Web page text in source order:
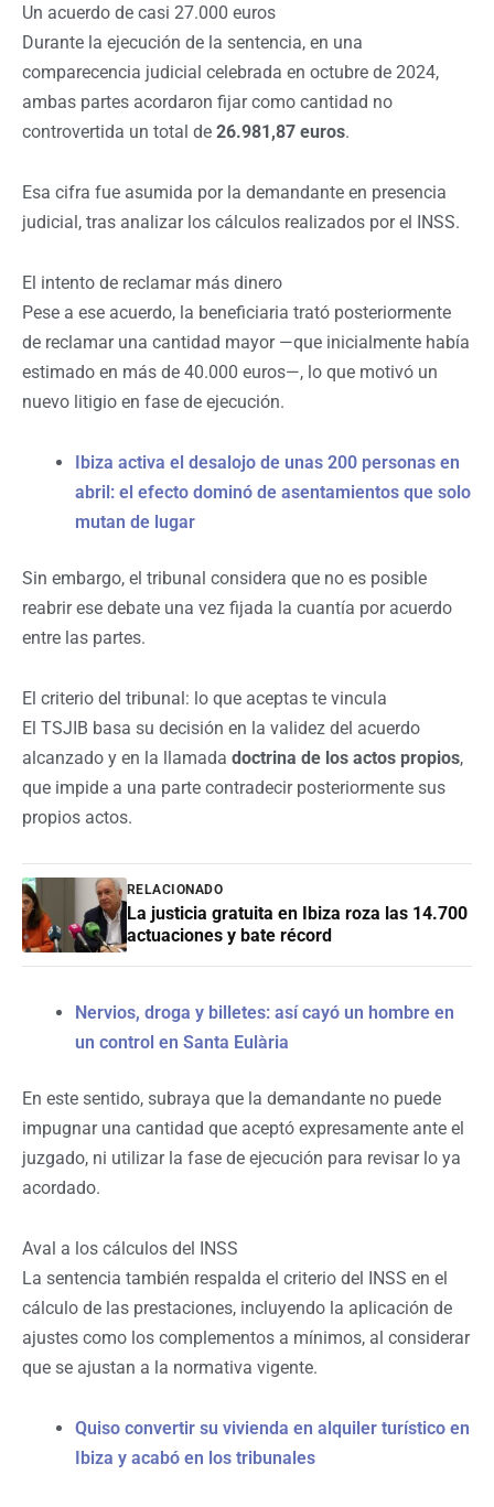
Un acuerdo de casi 27.000 euros
Durante la ejecución de la sentencia, en una
comparecencia judicial celebrada en octubre de 2024,
ambas partes acordaron fijar como cantidad no
controvertida un total de 26.981,87 euros.
Esa cifra fue asumida por la demandante en presencia
judicial, tras analizar los cálculos realizados por el INSS.
El intento de reclamar más dinero
Pese a ese acuerdo, la beneficiaria trató posteriormente
de reclamar una cantidad mayor —que inicialmente había
estimado en más de 40.000 euros—, lo que motivó un
nuevo litigio en fase de ejecución.
Ibiza activa el desalojo de unas 200 personas en
abril: el efecto dominó de asentamientos que solo
mutan de lugar
Sin embargo, el tribunal considera que no es posible
reabrir ese debate una vez fijada la cuantía por acuerdo
entre las partes.
El criterio del tribunal: lo que aceptas te vincula
El TSJIB basa su decisión en la validez del acuerdo
alcanzado y en la llamada doctrina de los actos propios,
que impide a una parte contradecir posteriormente sus
propios actos.
RELACIONADO
La justicia gratuita en Ibiza roza las 14.700
actuaciones y bate récord
Nervios, droga y billetes: así cayó un hombre en
un control en Santa Eulària
En este sentido, subraya que la demandante no puede
impugnar una cantidad que aceptó expresamente ante el
juzgado, ni utilizar la fase de ejecución para revisar lo ya
acordado.
Aval a los cálculos del INSS
La sentencia también respalda el criterio del INSS en el
cálculo de las prestaciones, incluyendo la aplicación de
ajustes como los complementos a mínimos, al considerar
que se ajustan a la normativa vigente.
Quiso convertir su vivienda en alquiler turístico en
Ibiza y acabó en los tribunales